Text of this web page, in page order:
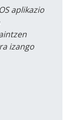
aplikazio
izango